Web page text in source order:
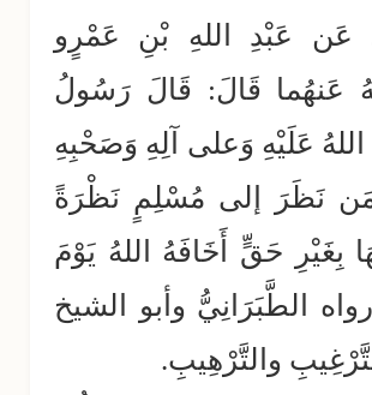
عَن عَبْدِ اللهِ بْنِ عَمْرٍو
عَنهُما قَالَ: قَالَ رَسُولُ
اللهُ عَلَيْهِ وَعلى آلِهِ وَصَحْبِهِ
نَظَرَ إلى مُسْلِمٍ نَظْرَةً
بِغَيْرِ حَقٍّ أَخَافَهُ اللهُ يَوْمَ
رواه الطَّبَرَانِيُّ وأبو الشيخ
والتَّرْهِيبِ.